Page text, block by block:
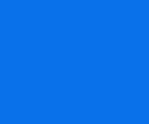
hỏi tốc độ phục vụ gấp
bạn chỉ cần thực hiện